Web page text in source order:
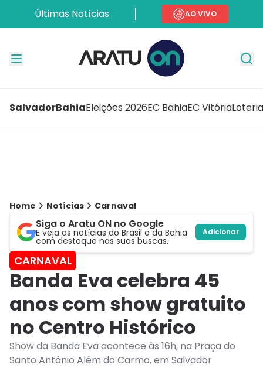
Últimas Notícias AO VIVO
SalvadorBahiaEleições 2026EC BahiaEC Vitória
Home Notícias Carnaval
Siga o Aratu ON no Google
E veja as notícias do Brasil e da Bahia
com destaque nas suas buscas.
Adicionar
CARNAVAL
Banda Eva celebra 45
anos com show gratuito
no Centro Histórico
Show da Banda Eva acontece às 16h, na Praça do
Santo Antônio Além do Carmo, em Salvador